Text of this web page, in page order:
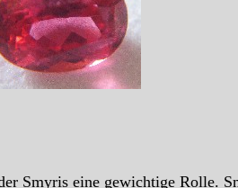
Smyris eine gewichtige Rolle.